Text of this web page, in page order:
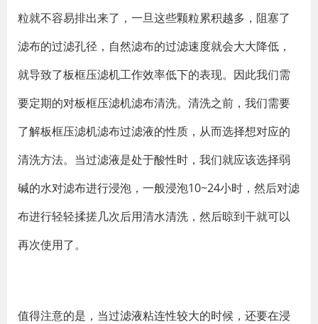
粒就不容易排出来了，一旦这些颗粒累积越多，阻塞了
滤布的过滤孔径，自然滤布的过滤速度就会大大降低，
就导致了板框压滤机工作效率低下的表现。因此我们需
要定期的对板框压滤机滤布清洗。清洗之前，我们需要
了解板框压滤机滤布过滤液的性质，从而选择想对应的
清洗方法。当过滤液是处于酸性时，我们就应该选择弱
碱的水对滤布进行浸泡，一般浸泡10~24小时，然后对滤
布进行轻轻揉搓几次后用清水清洗，然后晾到干就可以
再次使用了。
值得注意的是，当过滤液粘连性较大的时候，还要在浸